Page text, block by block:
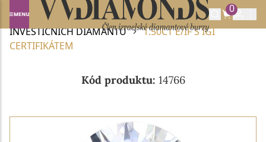
0
Domů INVESTIČNÍ DIAMANTY
NABÍDKA
INVESTIČNÍCH DIAMANTŮ
1.50CT E/IF S IGI
CERTIFIKÁTEM
Kód produktu: 14766